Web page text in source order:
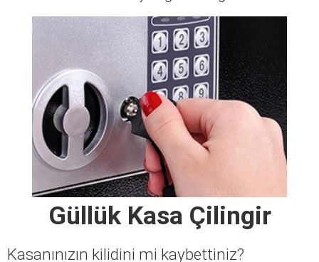
Güllük Kasa Çilingir
Kasanınızın kilidini mi kaybettiniz?